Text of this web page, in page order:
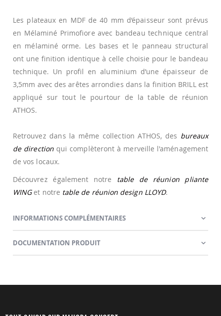
Les plateaux en MDF de 40 mm d’épaisseur sont prévus
en Mélaminé Primofiore avec bandeau technique central
en mélaminé orme. Les bases et le panneau structural
ont une finition identique à celle choisie pour le bandeau
technique. Un profil en aluminium d’une épaisseur de
3,5mm avec des arêtes arrondies dans la finition BRILL est
appliqué sur tout le pourtour de la table de réunion
ATHOS.
Retrouvez dans la même collection ATHOS, des bureaux
de directionqui complèteront à merveille l'aménagement
de vos locaux.
Découvrez également notre table de réunion pliante
WINGet notre table de réunion design LLOYD.
INFORMATIONS COMPLÉMENTAIRES
DOCUMENTATION PRODUIT